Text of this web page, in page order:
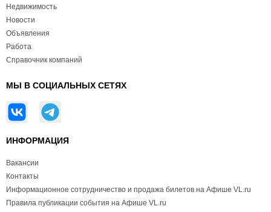
Недвижимость
Новости
Объявления
Работа
Справочник компаний
МЫ В СОЦИАЛЬНЫХ СЕТЯХ
ИНФОРМАЦИЯ
Вакансии
Контакты
Информационное сотрудничество и продажа билетов на Афише VL.ru
Правила публикации события на Афише VL.ru